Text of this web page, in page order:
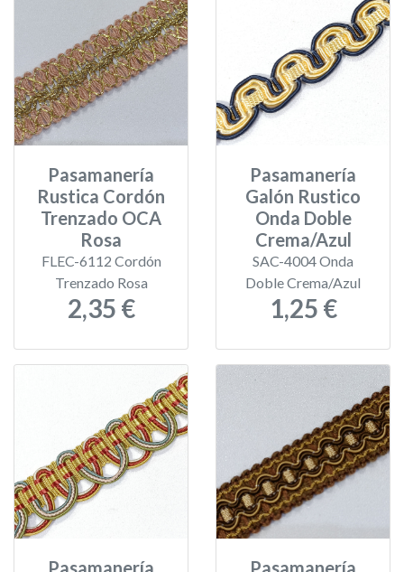
Pasamanería
Rustica Cordón
Trenzado OCA
Rosa
FLEC-6112 Cordón
Trenzado Rosa
2,35 €
Pasamanería
Galón Rustico
Onda Doble
Crema/Azul
SAC-4004 Onda
Doble Crema/Azul
1,25 €
Pasamanería Pasamanería